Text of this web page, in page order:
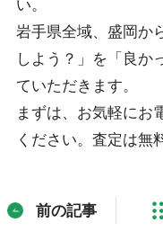
い。
岩手県全域、盛岡か
しよう？」を「良か
ていただきます。
まずは、お気軽にお
ください。査定は無
前の記事